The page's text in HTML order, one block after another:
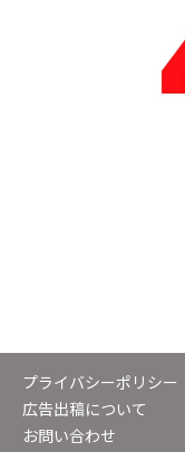
プライバシーポリシー
広告出稿について
お問い合わせ